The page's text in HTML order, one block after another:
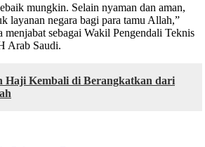
mungkin. Selain nyaman dan aman,
layanan negara bagi para tamu Allah,”
menjabat sebagai Wakil Pengendali Teknis
Arab Saudi.
Haji Kembali di Berangkatkan dari